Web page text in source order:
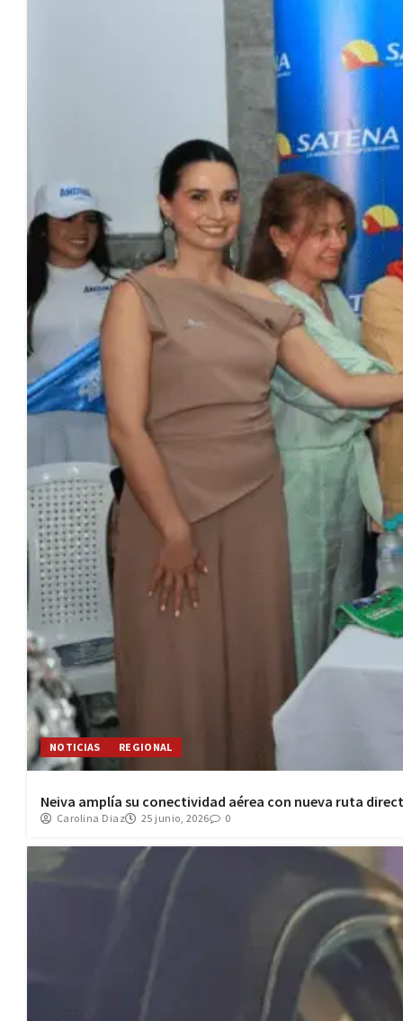
NOTICIAS REGIONAL
Neiva amplía su conectividad aérea con nueva ruta
Carolina Diaz 25 junio, 2026 0